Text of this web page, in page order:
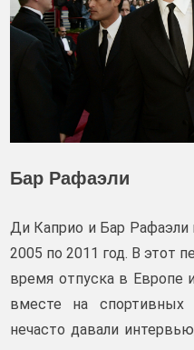
Бар Рафаэли
Ди Каприо и Бар Рафаэли
2005 по 2011 год. В этот
время отпуска в Европе
вместе на
нечасто давали